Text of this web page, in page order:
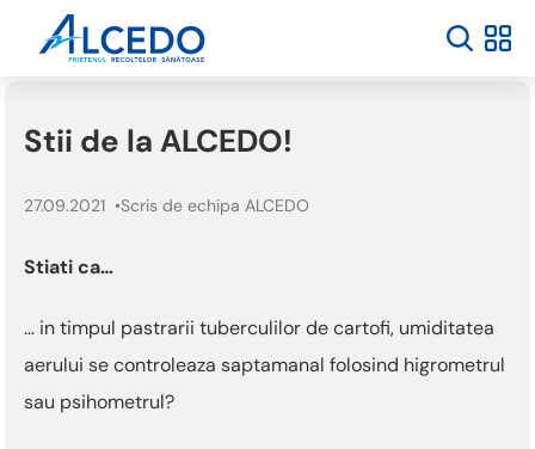
Stii de la ALCEDO!
27.09.2021 Scris de echipa ALCEDO
Stiati ca…
… in timpul pastrarii tuberculilor de cartofi, umiditatea
aerului se controleaza saptamanal folosind higrometrul
sau psihometrul?